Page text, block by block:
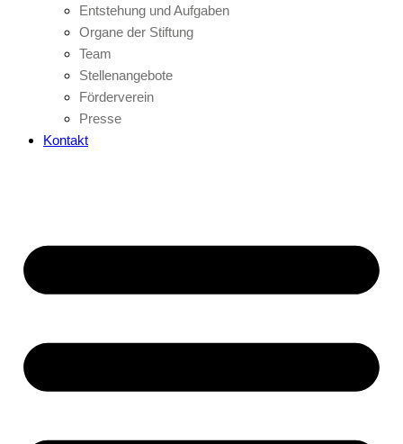
Entstehung und Aufgaben
Organe der Stiftung
Team
Stellenangebote
Förderverein
Presse
Kontakt